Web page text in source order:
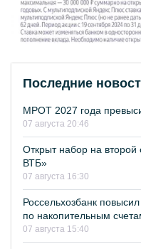
Последние
МРОТ 2027 года
07 августа 20:46
Открыт набор на
ВТБ»
07 августа 16:30
Россельхозбанк
по накопительным
07 августа 15:40